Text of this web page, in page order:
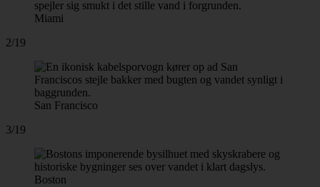
Miami
2/19
San Francisco
3/19
Boston